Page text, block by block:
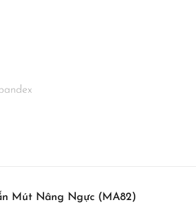
Mút Nâng Ngực (MA82)